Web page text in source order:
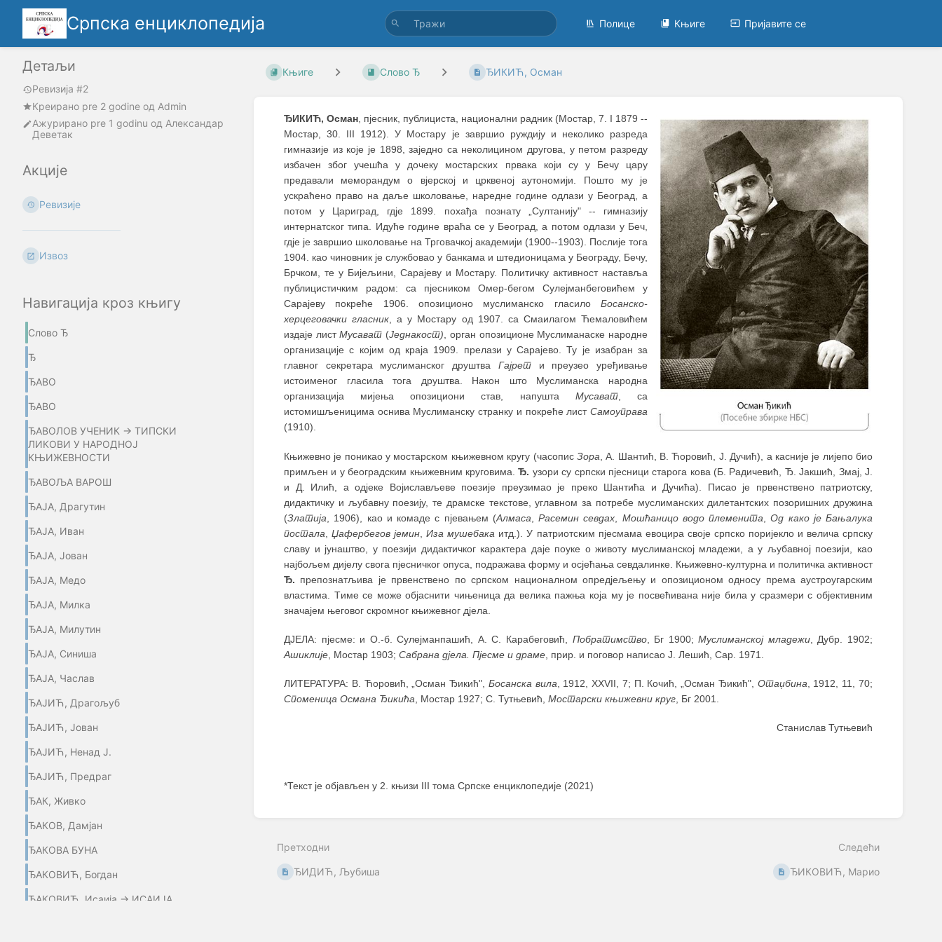
Српска енциклопедија Полице Књиге Пријавите се
Детаљи
Ревизија #2
Креирано pre 2 godine oд Admin
Ажурирано pre 1 godinu од Александар
Деветак
Акције
Ревизије
Извоз
Навигација кроз књигу
Слово Ђ
Ђ
ЂАВО
ЂАВО
ЂАВОЛОВ УЧЕНИК → ТИПСКИ
ЛИКОВИ У НАРОДНОЈ
КЊИЖЕВНОСТИ
ЂАВОЉА ВАРОШ
ЂАЈА, Драгутин
ЂАЈА, Иван
ЂАЈА, Јован
ЂАЈА, Медо
ЂАЈА, Милка
ЂАЈА, Милутин
ЂАЈА, Синиша
ЂАЈА, Часлав
ЂАЈИЋ, Драгољуб
ЂАЈИЋ, Јован
ЂАЈИЋ, Ненад Ј.
ЂАЈИЋ, Предраг
ЂАК, Живко
ЂАКОВ, Дамјан
ЂАКОВА БУНА
ЂАКОВИЋ, Богдан
ЂАКОВИЋ, Исаија → ИСАИЈА
Књиге Слово Ђ ЂИКИЋ, Осман
ЂИКИЋ, Осман, пјесник, публициста, национални радник (Мостар, 7. I 1879 --
Мостар, 30. III 1912). У Мостару је завршио руждију и неколико разреда
гимназије из које је 1898, заједно са неколицином другова, у петом разреду
избачен због учешћа у дочеку мостарских првака који су у Бечу цару
предавали меморандум о вјерској и црквеној аутономији. Пошто му је
ускраћено право на даље школовање, наредне године одлази у Београд, а
потом у Цариград, гдје 1899. похађа познату „Султанију" -- гимназију
интернатског типа. Идуће године враћа се у Београд, а потом одлази у Беч,
гдје је завршио школовање на Трговачкој академији (1900--1903). Послије тога
1904. као чиновник је службовао у банкама и штедионицама у Београду, Бечу,
Брчком, те у Бијељини, Сарајеву и Мостару. Политичку активност наставља
публицистичким радом: са пјесником Омер-бегом Сулејманбеговићем у
Сарајеву покреће 1906. опозиционо муслиманско гласило Босанско-
херцеговачки гласник, а у Мостару од 1907. са Смаилагом Ћемаловићем
издаје листМусават (Једнакост), орган опозиционе Муслиманаске народне
организације с којим од краја 1909. прелази у Сарајево. Ту је изабран за
главног секретара муслиманског друштва Гајрети преузео уређивање
истоименог гласила тога друштва. Након што Муслиманска народна
организација мијења опозициони став, напушта Мусават, са
истомишљеницима оснива Муслиманску странку и покреће лист Самоуправа
(1910).
Књижевно је поникао у мостарском књижевном кругу (часопис Зора , А. Шантић, В. Ћоровић, Ј. Дучић), а касније је лијепо био
примљен и у београдским књижевним круговима.Ђ. узори су српски пјесници старога кова (Б. Радичевић, Ђ. Јакшић, Змај, Ј.
и Д. Илић, а одјеке Војислављеве поезије преузимао је преко Шантића и Дучића). Писао је првенствено патриотску,
дидактичку и љубавну поезију, те драмске текстове, углавном за потребе муслиманских дилетантских позоришних дружина
(Златија , 1906), као и комаде с пјевањем (Алмаса Расемин севдах Мошћаницо водо племенита ,Од како је Бањалука
постала ,Џафербегов јемин ,Иза мушебака итд.). У патриотским пјесмама евоцира своје српско поријекло и велича српску
славу и јунаштво, у поезији дидактичког карактера даје поуке о животу муслиманској младежи, а у љубавној поезији, као
најбољем дијелу свога пјесничког опуса, подражава форму и осјећања севдалинке. Књижевно-културна и политичка активност
Ђ. препознатљива је првенствено по српском националном опредјељењу и опозиционом односу према аустроугарским
властима. Tиме се може објаснити чињеница да велика пажња која му је посвећивана није била у сразмери с објективним
значајем његовог скромног књижевног дјела.
ДЈЕЛА: пјесме: и О.-б. Сулејманпашић, А. С. Карабеговић, Побратимство, Бг 1900;Муслиманској младежи, Дубр. 1902;
Ашиклије , Мостар 1903; Сабрана дјела. Пјесме и драме , прир. и поговор написао Ј. Лешић, Сар. 1971.
ЛИТЕРАТУРА: В. Ћоровић, „Осман Ђикић", Босанска вила , 1912, XXVII, 7; П. Кочић, „Осман Ђикић", Отаџбина , 1912, 11, 70;
Споменица Османа Ђикића , Мостар 1927; С. Тутњевић, Мостарски књижевни круг , Бг 2001.
Станислав Тутњевић
*Текст је објављен у 2. књизи III тома Српске енциклопедије (2021)
mode
Претходни
ЂИДИЋ, Љубиша
Следећи
ЂИКОВИЋ, Марио